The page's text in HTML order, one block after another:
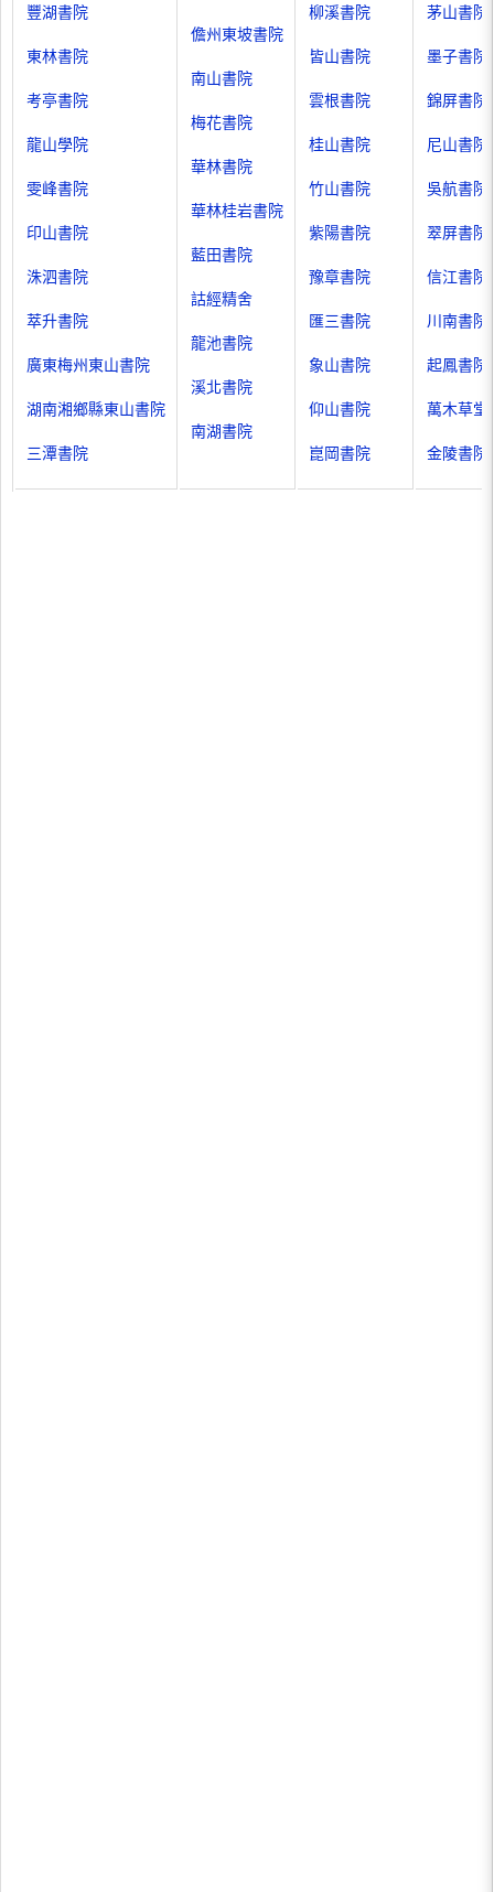
豐湖書院
東林書院
考亭書院
龍山學院
雯峰書院
印山書院
洙泗書院
萃升書院
廣東梅州東山書院
湖南湘鄉縣東山書院
三潭書院
儋州東坡書院
南山書院
梅花書院
華林書院
華林桂岩書院
藍田書院
詁經精舍
龍池書院
溪北書院
南湖書院
柳溪書院
皆山書院
雲根書院
桂山書院
竹山書院
紫陽書院
豫章書院
匯三書院
象山書院
仰山書院
崑岡書院
茅山書院
墨子書院
錦屏書院
尼山書院
吳航書院
翠屏書院
信江書院
川南書院
起鳳書院
萬木草堂
金陵書院